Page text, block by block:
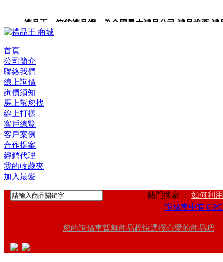
禮品王 箱袋禮品網 為全國最大禮品公司,禮品推薦,禮
卡,企業禮品,禮品小物,高級禮品,禮品網站。
首頁
公司簡介
聯絡我們
線上詢價
詢價須知
馬上幫您找
線上打樣
客戶總覽
客戶案例
合作提案
經銷代理
我的收藏夾
加入最愛
熱門搜索 ： 如何利
詢價車中有 0
您的詢價車暫無商品趕快選擇心愛的商品吧